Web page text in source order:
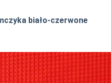
biało-czerwone